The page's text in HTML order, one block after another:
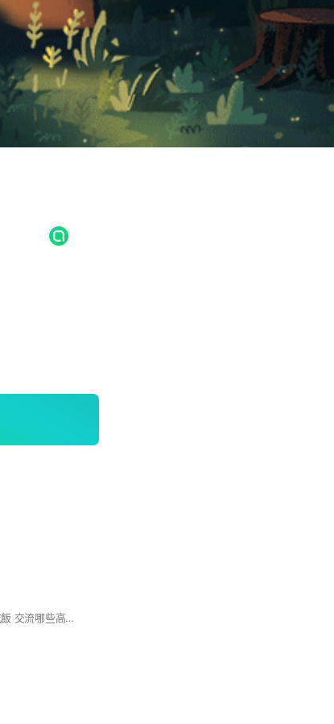
✅可以在這裡約出去玩、吃飯 交流哪些高品質的賣家… 交流嘉義各種大大小小活動 🚫約ㄆ、出去做一些怪怪的事